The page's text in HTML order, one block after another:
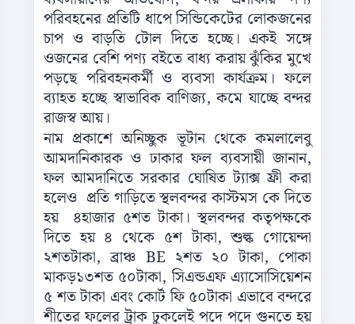
পরিবহনের প্রতিটি ধাপে সিন্ডিকেটের লোকজনের
চাপ ও বাড়তি টোল দিতে হচ্ছে। একই সঙ্গে
ওজনের বেশি পণ্য বইতে বাধ্য করায় ঝুঁকির মুখে
পড়ছে পরিবহনকর্মী ও ব্যবসা কার্যক্রম। ফলে
ব্যাহত হচ্ছে স্বাভাবিক বাণিজ্য, কমে যাচ্ছে বন্দর
রাজস্ব আয়।
নাম প্রকাশে অনিচ্ছুক ভূটান থেকে কমলালেবু
আমদানিকারক ও ঢাকার ফল ব্যবসায়ী জানান,
ফল আমদানিতে সরকার ঘোষিত ট্যাক্স ফ্রী করা
হলেও প্রতি গাড়িতে স্থলবন্দর কাস্টমস কে দিতে
হয় ৪হাজার ৫শত টাকা। স্থলবন্দর কতৃপক্ষকে
দিতে হয় ৪ থেকে ৫শ টাকা, শুল্ক গোয়েন্দা
২শতটাকা, ব্রাঞ্চ BE ২শত ২০ টাকা, পোকা
মাকড়১৩শত ৫০টাকা, সিএন্ডএফ এ্যাসোসিয়েশন
৫ শত টাকা এবং কোর্ট ফি ৫০টাকা এভাবে বন্দরে
শীতের ফলের ট্রাক ঢুকলেই পদে পদে গুনতে হয়